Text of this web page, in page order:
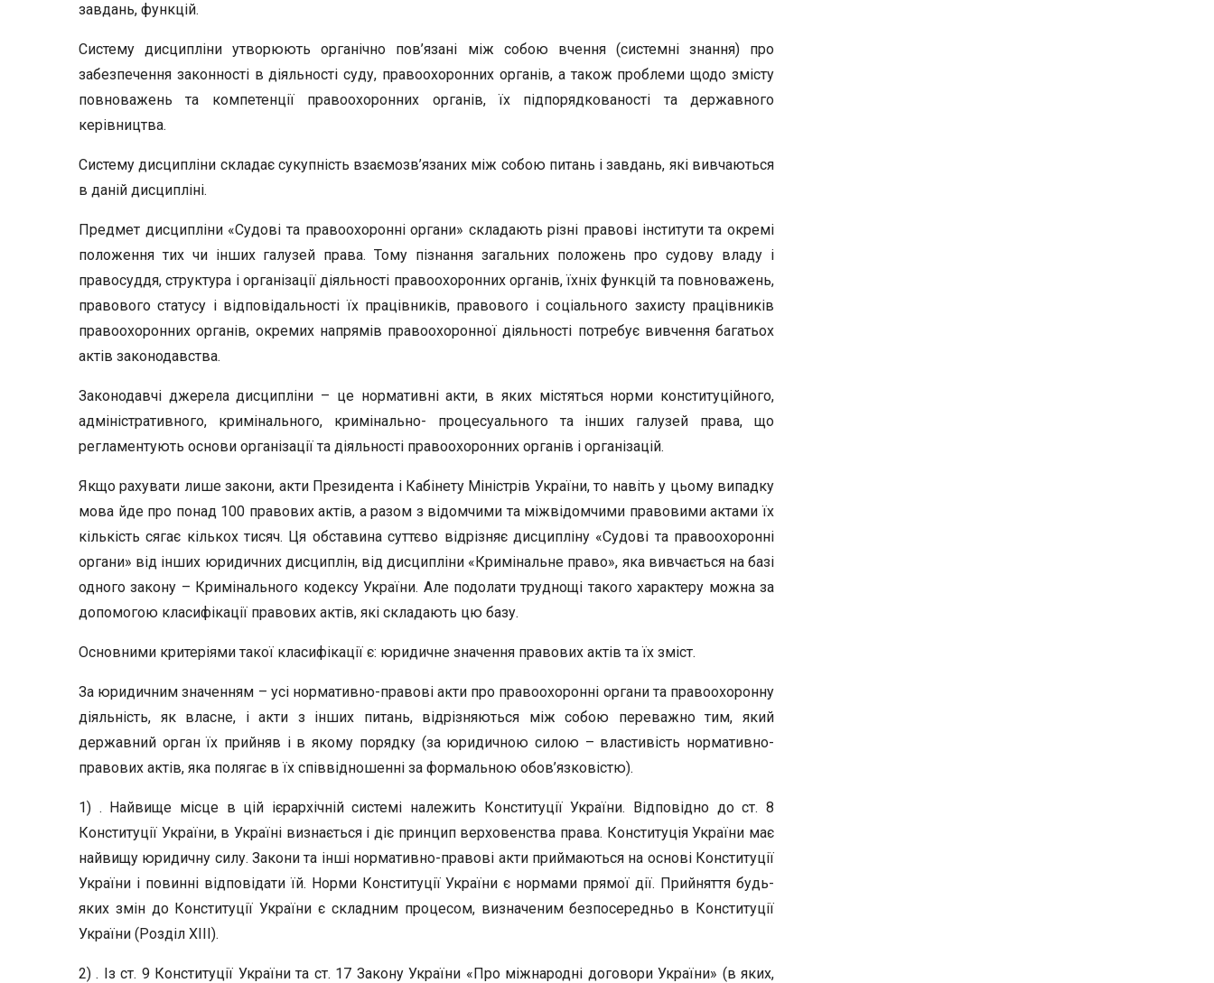
завдань, функцій.
Систему дисципліни утворюють органічно пов’язані між собою вчення (системні знання) про
забезпечення законності в діяльності суду, правоохоронних органів, а також проблеми щодо змісту
повноважень та компетенції правоохоронних органів, їх підпорядкованості та державного
керівництва.
Систему дисципліни складає сукупність взаємозв’язаних між собою питань і завдань, які вивчаються
в даній дисципліні.
Предмет дисципліни «Судові та правоохоронні органи» складають різні правові інститути та окремі
положення тих чи інших галузей права. Тому пізнання загальних положень про судову владу і
правосуддя, структура і організації діяльності правоохоронних органів, їхніх функцій та повноважень,
правового статусу і відповідальності їх працівників, правового і соціального захисту працівників
правоохоронних органів, окремих напрямів правоохоронної діяльності потребує вивчення багатьох
актів законодавства.
Законодавчі джерела дисципліни – це нормативні акти, в яких містяться норми конституційного,
адміністративного, кримінального, кримінально- процесуального та інших галузей права, що
регламентують основи організації та діяльності правоохоронних органів і організацій.
Якщо рахувати лише закони, акти Президента і Кабінету Міністрів України, то навіть у цьому випадку
мова йде про понад 100 правових актів, а разом з відомчими та міжвідомчими правовими актами їх
кількість сягає кількох тисяч. Ця обставина суттєво відрізняє дисципліну «Судові та правоохоронні
органи» від інших юридичних дисциплін, від дисципліни «Кримінальне право», яка вивчається на базі
одного закону – Кримінального кодексу України. Але подолати труднощі такого характеру можна за
допомогою класифікації правових актів, які складають цю базу.
Основними критеріями такої класифікації є: юридичне значення правових актів та їх зміст.
За юридичним значенням – усі нормативно-правові акти про правоохоронні органи та правоохоронну
діяльність, як власне, і акти з інших питань, відрізняються між собою переважно тим, який
державний орган їх прийняв і в якому порядку (за юридичною силою – властивість нормативно-
правових актів, яка полягає в їх співвідношенні за формальною обов’язковістю).
1) . Найвище місце в цій ієрархічній системі належить Конституції України. Відповідно до ст. 8
Конституції України, в Україні визнається і діє принцип верховенства права. Конституція України має
найвищу юридичну силу. Закони та інші нормативно-правові акти приймаються на основі Конституції
України і повинні відповідати їй. Норми Конституції України є нормами прямої дії. Прийняття будь-
яких змін до Конституції України є складним процесом, визначеним безпосередньо в Конституції
України (Розділ ХІІІ).
2) . Із ст. 9 Конституції України та ст. 17 Закону України «Про міжнародні договори України» (в яких,